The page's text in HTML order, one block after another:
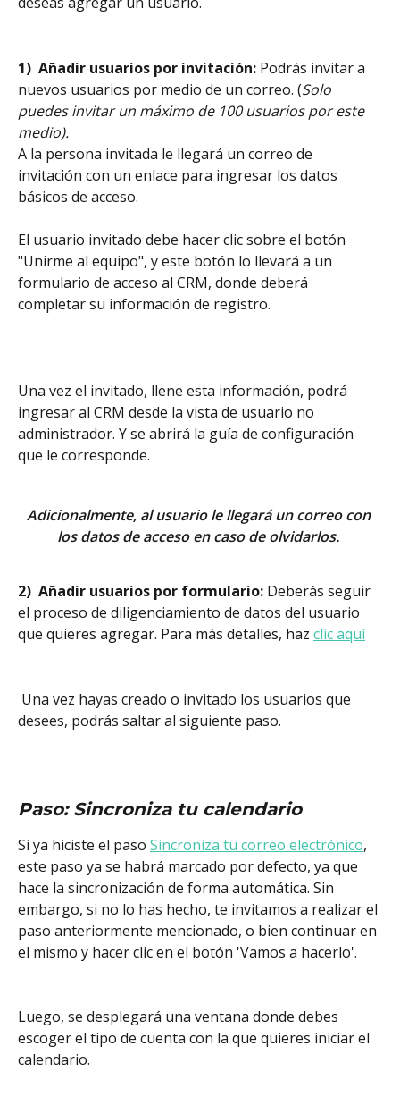
1)  Añadir usuarios por invitación: Podrás invitar a
nuevos usuarios por medio de un correo. (Solo
puedes invitar un máximo de 100 usuarios por este
medio).
A la persona invitada le llegará un correo de
invitación con un enlace para ingresar los datos
básicos de acceso.
El usuario invitado debe hacer clic sobre el botón
"Unirme al equipo", y este botón lo llevará a un
formulario de acceso al CRM, donde deberá
completar su información de registro.
Una vez el invitado, llene esta información, podrá
ingresar al CRM desde la vista de usuario no
administrador. Y se abrirá la guía de configuración
que le corresponde.
Adicionalmente, al usuario le llegará un correo con
los datos de acceso en caso de olvidarlos.
2)  Añadir usuarios por formulario: Deberás seguir
el proceso de diligenciamiento de datos del usuario
que quieres agregar. Para más detalles, haz clic aquí
desees, podrás saltar al siguiente paso.
Paso: Sincroniza tu calendario
Si ya hiciste el paso Sincroniza tu correo electrónico,
este paso ya se habrá marcado por defecto, ya que
hace la sincronización de forma automática. Sin
embargo, si no lo has hecho, te invitamos a realizar el
paso anteriormente mencionado, o bien continuar en
el mismo y hacer clic en el botón 'Vamos a hacerlo'.
Luego, se desplegará una ventana donde debes
escoger el tipo de cuenta con la que quieres iniciar el
calendario.